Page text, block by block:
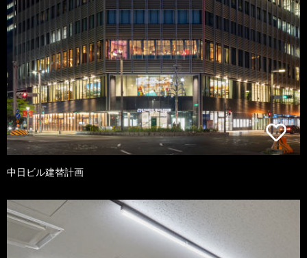
中日ビル建替計画